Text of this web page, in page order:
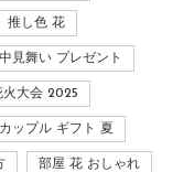
推し色 花
見舞い プレゼント
火大会 2025
カップル ギフト 夏
部屋 花 おしゃれ